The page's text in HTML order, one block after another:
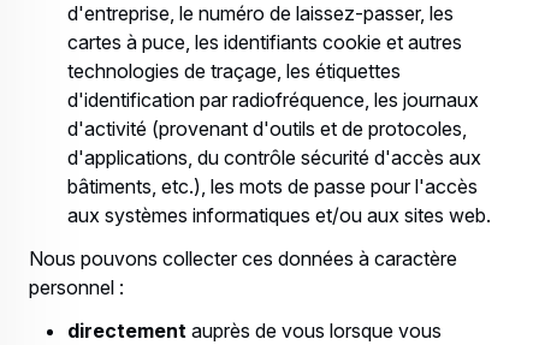
d'entreprise, le numéro de laissez-passer, les
cartes à puce, les identifiants cookie et autres
technologies de traçage, les étiquettes
d'identification par radiofréquence, les journaux
d'activité (provenant d'outils et de protocoles,
d'applications, du contrôle sécurité d'accès aux
bâtiments, etc.), les mots de passe pour l'accès
aux systèmes informatiques et/ou aux sites web.
Nous pouvons collecter ces données à caractère
personnel :
directement auprès de vous lorsque vous